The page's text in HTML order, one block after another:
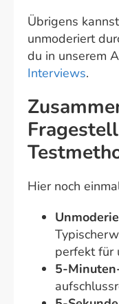
Übrigens
unmoderiert
du in unserem
Interviews.
Hier noch
perfekt für
5-